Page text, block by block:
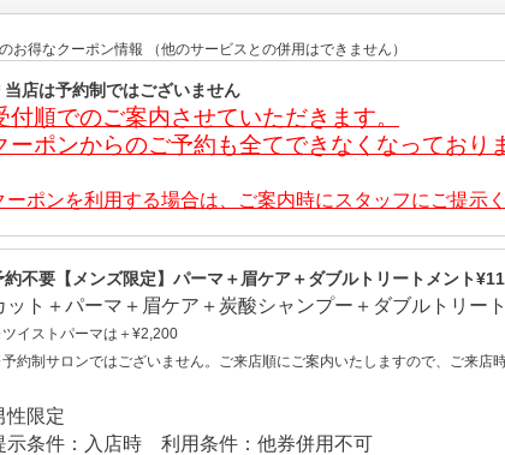
お得なクーポン情報 （他のサービスとの併用はできません）
当店は予約制ではございません
付順でのご案内させていただきます。
ーポンからのご予約も全てできなくなっており
ーポンを利用する場合は、ご案内時にスタッフにご提示く
約不要【メンズ限定】パーマ＋眉ケア＋ダブルトリートメント
ット＋パーマ＋眉ケア＋炭酸シャンプー＋ダブルトリー
イストパーマは＋¥2,200
約制サロンではございません。ご来店順にご案内いたしますので、ご来店
性限定
示条件：入店時 利用条件：他券併用不可